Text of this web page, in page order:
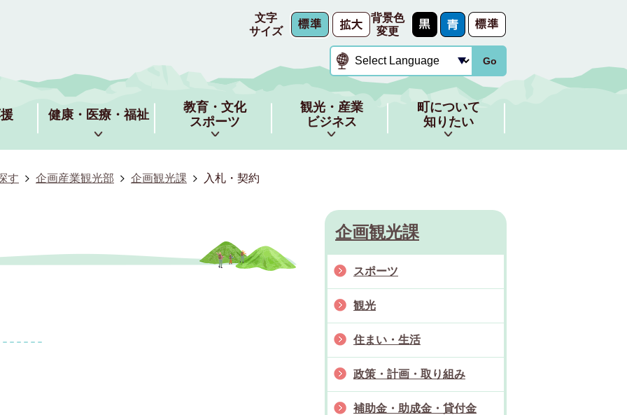
文字
サイズ
背景色
変更
Go
健康・医療・福祉
教育・文化
スポーツ
観光・産業
ビジネス
町について
知りたい
す 企画産業観光部 企画観光課 入札・契約
企画観光課
スポーツ
観光
住まい・生活
政策・計画・取り組み
補助金・助成金・貸付金